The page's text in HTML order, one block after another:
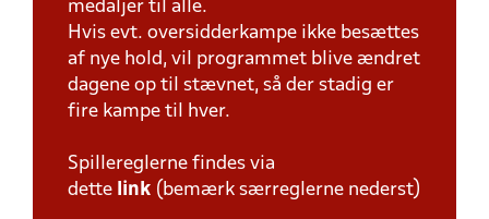
medaljer til alle.
Hvis evt. oversidderkampe ikke besættes
af nye hold, vil programmet blive ændret
dagene op til stævnet, så der stadig er
fire kampe til hver.
Spillereglerne findes via
dette link (bemærk særreglerne nederst)